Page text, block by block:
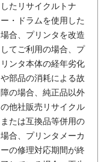
したリサイクルトナ
ー・ドラムを使用した
場合、プリンタを改造
してご利用の場合、プ
リンタ本体の経年劣化
や部品の消耗による故
障の場合、純正品以外
の他社販売リサイクル
または互換品等併用の
場合、プリンタメーカ
ーの修理対応期間が終